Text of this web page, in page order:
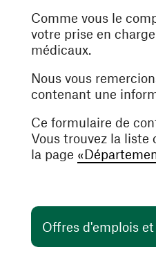
Comme vous le
votre prise en
médicaux.
Nous vous
contenant une
Ce formulaire de
Vous trouvez la liste
la page
Offres d'emplois